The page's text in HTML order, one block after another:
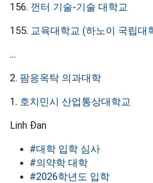
156. 껀터 기술-기술 대학교
155. 교육대학교 (하노이 국립대
...
2. 팜응옥탁 의과대학
1. 호치민시 산업통상대학교
Linh Đan
#대학 입학 심사
#의약학 대학
#2026학년도 입학